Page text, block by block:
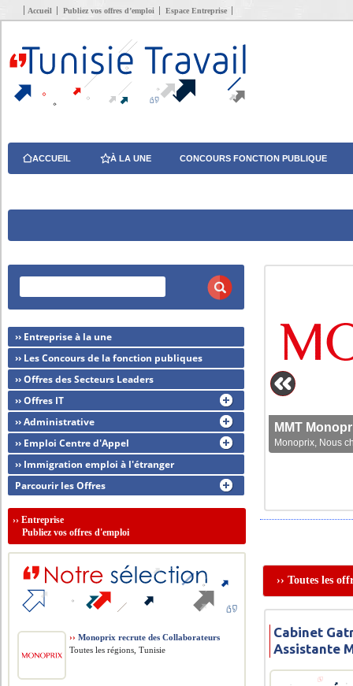
Accueil Publiez vos offres d’emploi Espace Entreprise
ACCUEIL À LA UNE CONCOURS FONCTION PUBLIQUE
MMT
Monoprix, Nous
›› Toutes les
Cabinet
Assistante
›› Entreprise à la une
›› Les Concours de la fonction publiques
›› Offres des Secteurs Leaders
›› Offres IT
›› Administrative
›› Emploi Centre d'Appel
›› Immigration emploi à l'étranger
Parcourir les Offres
››Entreprise
Publiez vos offres d'emploi
›› Monoprix recrute des Collaborateurs
Toutes les régions, Tunisie